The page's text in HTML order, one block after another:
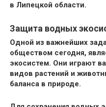
в Липецкой области.
Защита водных
Одной из важнейших
обществом сегодня,
экосистем. Они играют
видов растений и
баланса в природе.